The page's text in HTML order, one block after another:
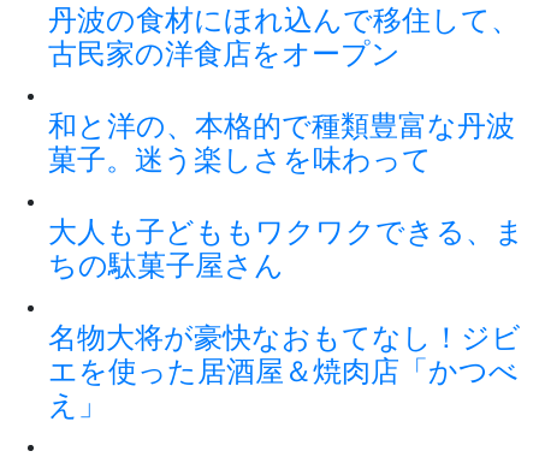
丹波の食材にほれ込んで移住して、
古民家の洋食店をオープン
和と洋の、本格的で種類豊富な丹波
菓子。迷う楽しさを味わって
大人も子どももワクワクできる、ま
ちの駄菓子屋さん
名物大将が豪快なおもてなし！ジビ
エを使った居酒屋＆焼肉店「かつべ
え」